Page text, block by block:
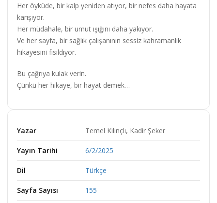
Her öyküde, bir kalp yeniden atıyor, bir nefes daha hayata
karışıyor.
Her müdahale, bir umut ışığını daha yakıyor.
Ve her sayfa, bir sağlık çalışanının sessiz kahramanlık
hikayesini fısıldıyor.
Bu çağrıya kulak verin.
Çünkü her hikaye, bir hayat demek…
Yazar Temel Kılınçlı, Kadir Şeker
Yayın Tarihi 6/2/2025
Dil Türkçe
Sayfa Sayısı 155